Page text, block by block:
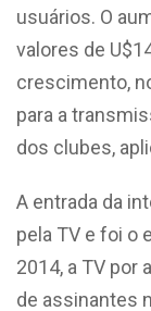
usuários. O
valores de
crescimento,
para a
dos clubes,
A entrada da
pela TV e foi o
2014, a TV por
de assinantes